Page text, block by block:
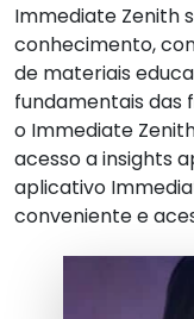
Immediate Zenith
conhecimento,
de materiais
fundamentais das
o Immediate
acesso a insights
aplicativo
conveniente e